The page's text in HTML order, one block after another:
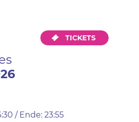
TICKETS
/ Ende: 23:55